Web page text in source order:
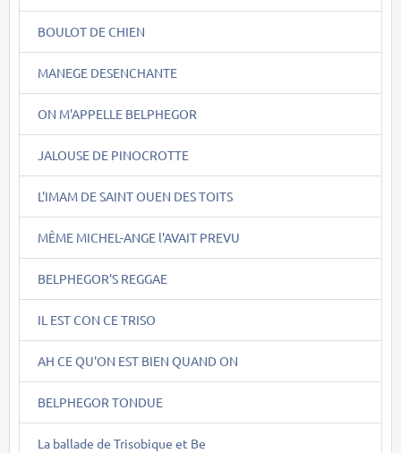
BOULOT DE CHIEN
MANEGE DESENCHANTE
ON M'APPELLE BELPHEGOR
JALOUSE DE PINOCROTTE
L'IMAM DE SAINT OUEN DES TOITS
MÊME MICHEL-ANGE l'AVAIT PREVU
BELPHEGOR'S REGGAE
IL EST CON CE TRISO
AH CE QU'ON EST BIEN QUAND ON
BELPHEGOR TONDUE
La ballade de Trisobique et Be